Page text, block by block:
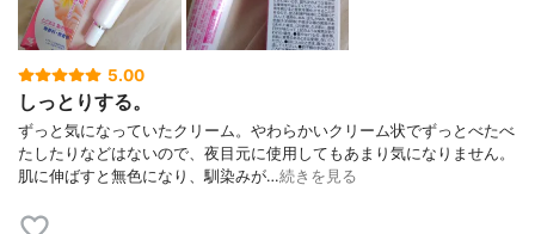
5.00
しっとりする。
ずっと気になっていたクリーム。やわらかいクリーム状でずっとべたべ
たしたりなどはないので、夜目元に使用してもあまり気になりません。
肌に伸ばすと無色になり、馴染みが…続きを見る